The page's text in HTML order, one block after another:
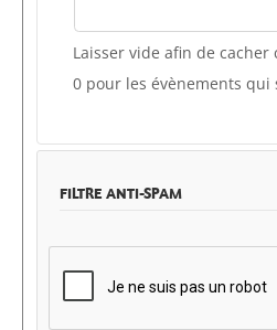
Laisser vide afin de cacher
0 pour les évènements qui
FILTRE ANTI-SPAM